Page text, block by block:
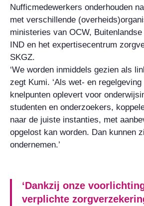
Nufficmedewerkers onderhouden
met verschillende
ministeries van OCW,
IND en het expertisecentrum
SKGZ.
‘We worden inmiddels gezien als
zegt Kumi. ‘Als wet- en
knelpunten oplevert voor
studenten en onderzoekers,
naar de juiste instanties, met
opgelost kan worden. Dan kunnen
ondernemen.’
‘Dankzij onze
verplichte